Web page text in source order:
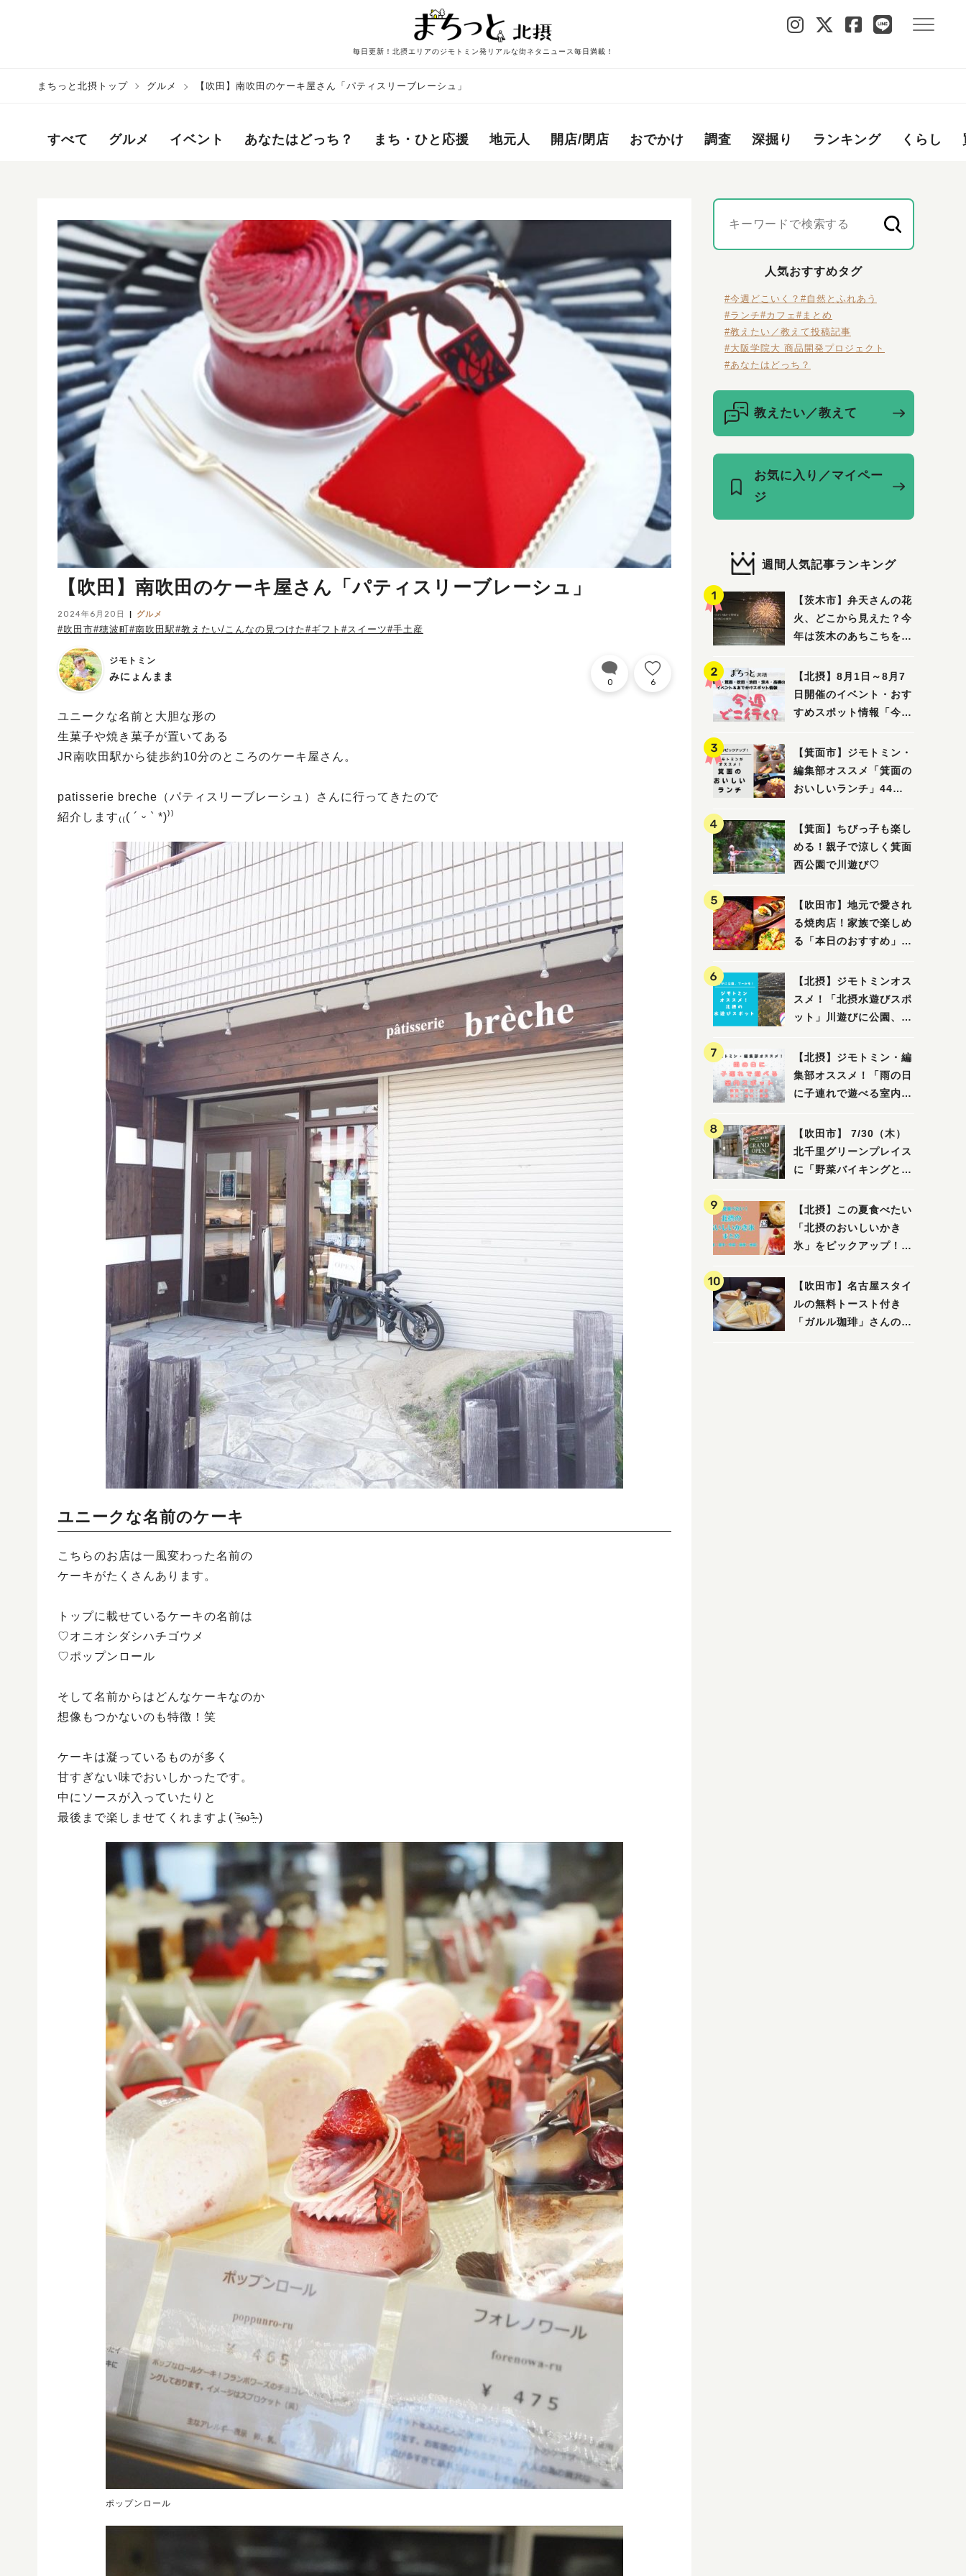
毎日更新！北摂エリアのジモトミン発リアルな街ネタニュース毎日満載！
まちっと北摂トップ グルメ 【吹田】南吹田のケーキ屋さん「パティスリーブレーシュ」
すべて グルメ イベント あなたはどっち？ まち・ひと応援 地元人 開店/閉店 おでかけ 調査 深掘り ランキング くらし
【吹田】南吹田のケーキ屋さん「パティスリーブレーシュ」
2024年6月20日 グルメ
#吹田市#穂波町#南吹田駅#教えたい/こんなの見つけた#ギフト #スイーツ#手土産
ジモトミン
みにょんまま 0 6
ユニークな名前と大胆な形の
生菓子や焼き菓子が置いてある
JR南吹田駅から徒歩約10分のところのケーキ屋さん。
patisserie breche（パティスリーブレーシュ）さんに行ってきたので
紹介します₍₍( ´ ᵕ ` *)⁾⁾
ユニークな名前のケーキ
こちらのお店は一風変わった名前の
ケーキがたくさんあります。
トップに載せているケーキの名前は
♡オニオシダシハチゴウメ
♡ポップンロール
そして名前からはどんなケーキなのか
想像もつかないのも特徴！笑
ケーキは凝っているものが多く
甘すぎない味でおいしかったです。
中にソースが入っていたりと
最後まで楽しませてくれますよ( ⁼̴̶̤̀ω⁼̴̶̤́ )
ポップンロール
人気おすすめタグ
#今週どこいく？ #自然とふれあう
#ランチ#カフェ #まとめ
#教えたい／教えて投稿記事
#大阪学院大 商品開発プロジェクト
#あなたはどっち？
教えたい／教えて
お気に入り／マイペー
ジ
週間人気記事ランキング
【茨木市】弁天さんの花
火、どこから見えた？今
年は茨木のあちこちを巡
【北摂】8月1日～8月7
日開催のイベント・おす
すめスポット情報「今週
面・吹田・池田・茨木・
高槻）
【箕面市】ジモトミン・
編集部オススメ「箕面の
おいしいランチ」44
から穴場まで！〜
【箕面】ちびっ子も楽し
める！親子で涼しく箕面
西公園で川遊び♡
【吹田市】地元で愛され
る焼肉店！家族で楽しめ
る「本日のおすすめ」で
【北摂】ジモトミンオス
スメ！「北摂水遊びスポ
ット」川遊びに公園、プ
吹田・茨木・高槻）
【北摂】ジモトミン・編
集部オススメ！「雨の日
に子連れで遊べる室内ス
箕面・吹田・豊中・茨
木・池田）
【吹田市】 7/30（木）
北千里グリーンプレイス
に「野菜バイキングと飲
里店」がオープン予定！
【北摂】この夏食べたい
「北摂のおいしいかき
氷」をピックアップ！
面・池田）
【吹田市】名古屋スタイ
ルの無料トースト付き
「ガルル珈琲」さんのお